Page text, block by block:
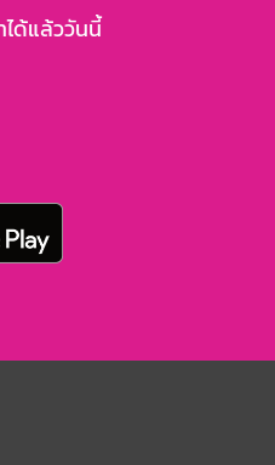
ได้แล้ววันนี้